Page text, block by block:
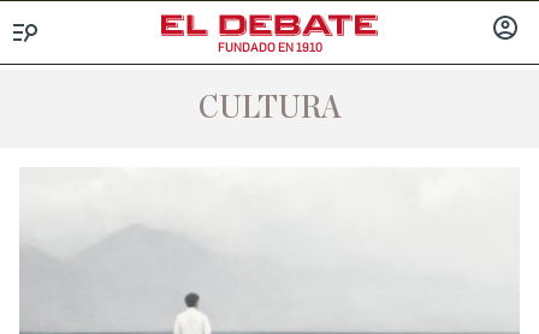
FUNDADO EN 1910
CULTURA